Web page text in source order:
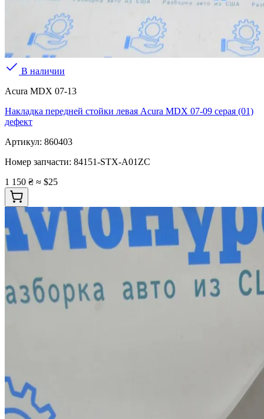
В наличии
Acura MDX 07-13
Накладка передней стойки левая Acura MDX 07-09 серая (01)
дефект
Артикул: 860403
Номер запчасти: 84151-STX-A01ZC
1 150 ₴ ≈ $25